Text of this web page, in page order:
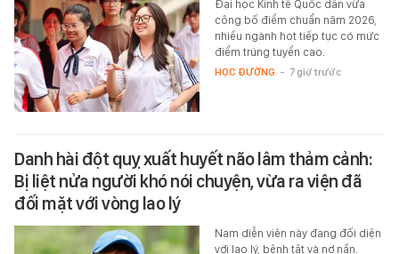
Đại học Kinh tế Quốc dân vừa
công bố điểm chuẩn năm 2026,
nhiều ngành hot tiếp tục có mức
điểm trúng tuyển cao.
HỌC ĐƯỜNG - 7 giờ trước
Danh hài đột quỵ xuất huyết não lâm thảm cảnh:
Bị liệt nửa người khó nói chuyện, vừa ra viện đã
đối mặt với vòng lao lý
Nam diễn viên này đang đối diện
với lao lý, bệnh tật và nợ nần.